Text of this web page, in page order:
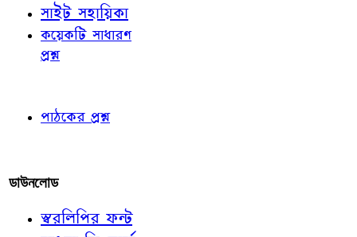
সাইট সহায়িকা
কয়েকটি সাধারণ
প্রশ্ন
পাঠকের প্রশ্ন
ডাউনলোড
স্বরলিপির ফন্ট